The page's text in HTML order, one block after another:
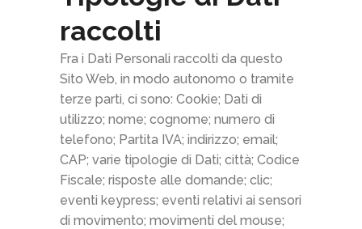
raccolti
Fra i Dati Personali raccolti da questo
Sito Web, in modo autonomo o tramite
terze parti, ci sono: Cookie; Dati di
utilizzo; nome; cognome; numero di
telefono; Partita IVA; indirizzo; email;
CAP; varie tipologie di Dati; città; Codice
Fiscale; risposte alle domande; clic;
eventi keypress; eventi relativi ai sensori
di movimento; movimenti del mouse;